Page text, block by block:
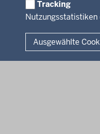
Tracking
Nutzungsstatistiken
Ausgewählte